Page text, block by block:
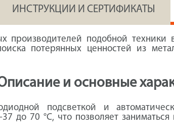
ИНСТРУКЦИИ И СЕРТИФИКАТЫ
подобной
потерянных ценностей из
и основные
подсветкой и
до 70 °C, что позволяет